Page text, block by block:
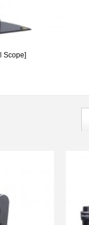
Scope]